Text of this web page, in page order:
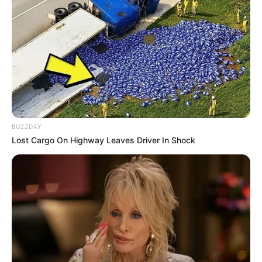
García.
Confirmó que
se adelanta un monitoreo constante en
estos afluentes hídricos para evitar que se presenten
emergenciasdebido a las fuertes lluvias.
“Tenemos un monitoreo constante, sobre todo en el río
Lebrija, que ha sufrido desbordamiento en la parte del
Bajo Rionegro, también en el sector de Puerto Wilches y
el Director de Gestión de Riesgos y Desastres en
Santander.
Lea También: A vacaciones enviaron policía acusado de
violación en Barrancabermeja para que no entorpezca
investigación
Debido a las lluvias que se presentaron el miércoles y que
además generaron algunas afectaciones y problemas de
movilidad en el área metropolitana de Bucaramanga,
las
BUZZDAY
Lost Cargo On Highway Leaves Driver In Shock